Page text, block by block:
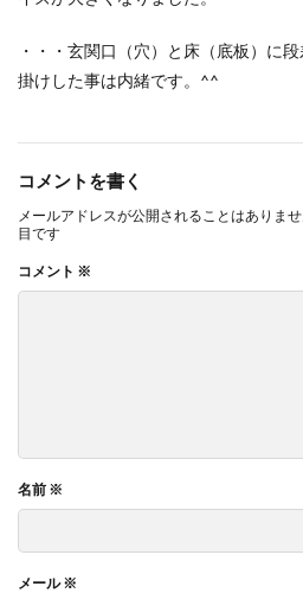
・・・玄関口（穴）と床（底板）に
掛けした事は内緒です。^^
コメントを書く
メールアドレスが公開されることはありませ
目です
コメント ※
名前 ※
メール※